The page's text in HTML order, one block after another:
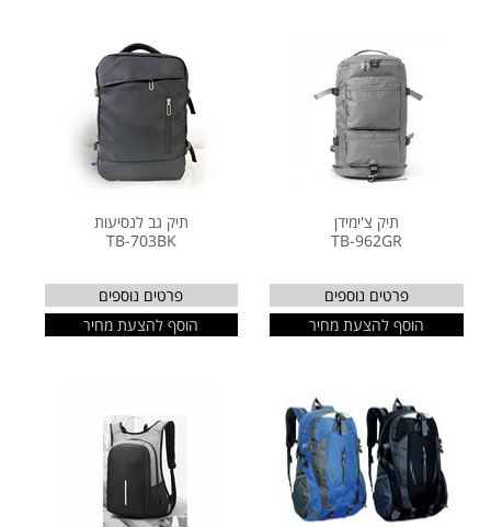
תיק צ'ימידן
TB-962GR
פרטים נוספים
הוסף להצעת מחיר
תיק גב לנסיעות
TB-703BK
פרטים נוספים
הוסף להצעת מחיר